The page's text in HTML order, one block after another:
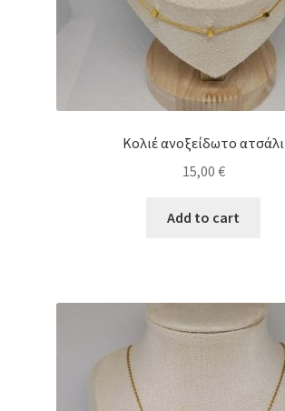
Κολιέ ανοξείδωτο ατσάλι
15,00 €
Add to cart